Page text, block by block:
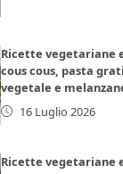
Ricette vegetariane
cous cous, pasta
vegetale e
16 Luglio 2026
Ricette vegetariane